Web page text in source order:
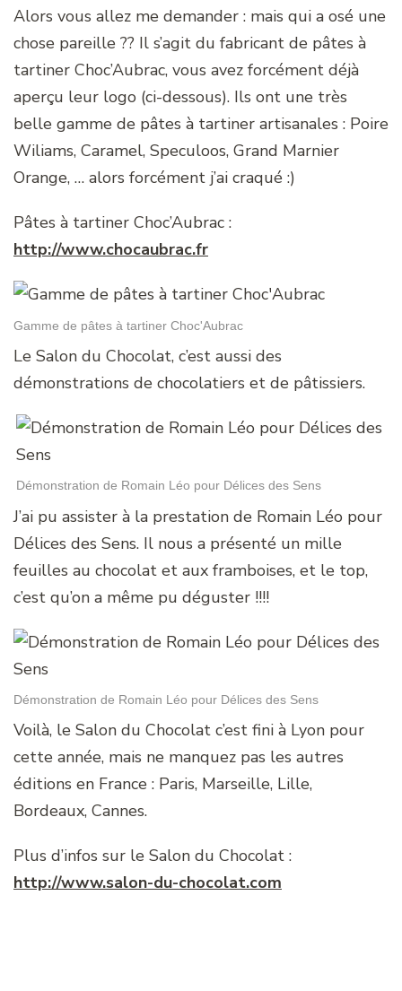
Alors vous allez me demander : mais qui a osé une
chose pareille ?? Il s’agit du fabricant de pâtes à
tartiner Choc’Aubrac, vous avez forcément déjà
aperçu leur logo (ci-dessous). Ils ont une très
belle gamme de pâtes à tartiner artisanales : Poire
Wiliams, Caramel, Speculoos, Grand Marnier
Orange, … alors forcément j’ai craqué :)
Pâtes à tartiner Choc’Aubrac :
http://www.chocaubrac.fr
Gamme de pâtes à tartiner Choc'Aubrac
Le Salon du Chocolat, c’est aussi des
démonstrations de chocolatiers et de pâtissiers.
Démonstration de Romain Léo pour Délices des Sens
J’ai pu assister à la prestation de Romain Léo pour
Délices des Sens. Il nous a présenté un mille
feuilles au chocolat et aux framboises, et le top,
c’est qu’on a même pu déguster !!!!
Démonstration de Romain Léo pour Délices des Sens
Voilà, le Salon du Chocolat c’est fini à Lyon pour
cette année, mais ne manquez pas les autres
éditions en France : Paris, Marseille, Lille,
Bordeaux, Cannes.
Plus d’infos sur le Salon du Chocolat :
http://www.salon-du-chocolat.com